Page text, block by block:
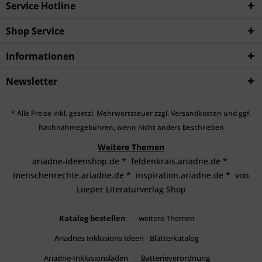
Service Hotline
Shop Service
Informationen
Newsletter
* Alle Preise inkl. gesetzl. Mehrwertsteuer zzgl. Versandkosten und ggf.
Nachnahmegebühren, wenn nicht anders beschrieben
Weitere Themen
ariadne-ideenshop.de * feldenkrais.ariadne.de *
menschenrechte.ariadne.de * inspiration.ariadne.de * von
Loeper Literaturverlag Shop
Katalog bestellen
weitere Themen
Ariadnes Inklusions Ideen - Blätterkatalog
Ariadne-Inklusionsladen
Batterieverordnung